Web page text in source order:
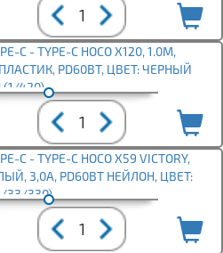
C - TYPE-C HOCO X120, 1.0М,
PD60ВТ, ЦВЕТ: ЧЕРНЫЙ
420)
C - TYPE-C HOCO X59 VICTORY,
3,0А, PD60ВТ НЕЙЛОН, ЦВЕТ:
33/330)